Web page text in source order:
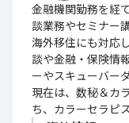
金融機関勤務を経
談業務やセミナー
海外移住にも対応
談や金融・保険情
ーやスキューバー
現在は、数秘＆カ
ち、カラーセラピ